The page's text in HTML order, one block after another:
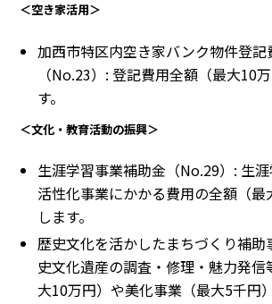
＜空き家活用＞
加西市特区内空き家バンク物件登記
（No.23）: 登記費用全額（最大10
す。
＜文化・教育活動の振興＞
生涯学習事業補助金（No.29）: 生
活性化事業にかかる費用の全額（最
します。
歴史文化を活かしたまちづくり補
史文化遺産の調査・修理・魅力発信
大10万円）や美化事業（最大5千円